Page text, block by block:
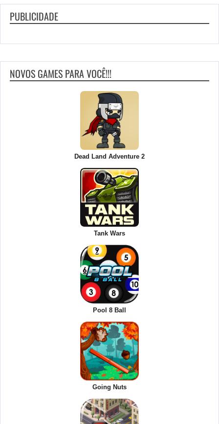
PUBLICIDADE
NOVOS GAMES PARA VOCÊ!!!
Dead Land Adventure 2
Tank Wars
Pool 8 Ball
Going Nuts